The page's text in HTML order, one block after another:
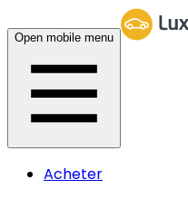
Open mobile menu
Acheter